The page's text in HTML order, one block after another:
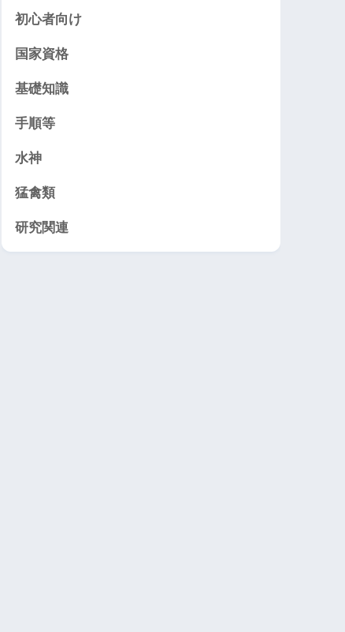
初心者向け
国家資格
基礎知識
手順等
水神
猛禽類
研究関連